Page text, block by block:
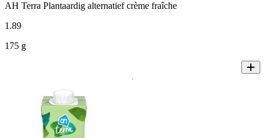
AH Terra Plantaardig alternatief crème fraîche
1 .89
175 g